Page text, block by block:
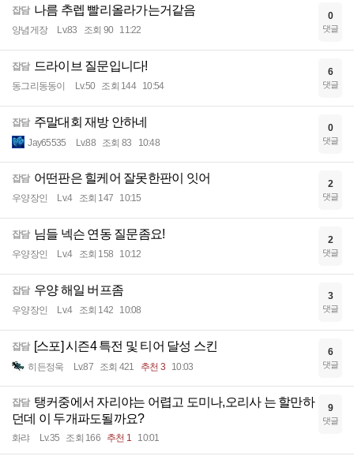
잡담 나름 추렙 빨리올라가는거같음
양념게장 Lv.83 조회 90 11:22
0
댓글
잡담 드라이브 질문입니다!
동그리동동이 Lv.50 조회 144 10:54
6
댓글
잡담 주말대회 재방 안하네
Jay65535 Lv.88 조회 83 10:48
0
댓글
잡담 어떤판은 힐케어 잘못한판이 잇어
우양장인 Lv.4 조회 147 10:15
2
댓글
잡담 님들 넥슨 연동 질문좀요!
우양장인 Lv.4 조회 158 10:12
2
댓글
잡담 우양 해일 버프좀
우양장인 Lv.4 조회 142 10:08
3
댓글
잡담 [스포] 시즌4 특전 및 티어 달성 스킨
히든정욱 Lv.87 조회 421 추천 3 10:03
6
댓글
잡담 탱커중에서 자리야는 어렵고 도미나,오리사 는 할만하
던데 이 두개파도될까요?
화랴 Lv.35 조회 166 추천 1 10:01
9
댓글